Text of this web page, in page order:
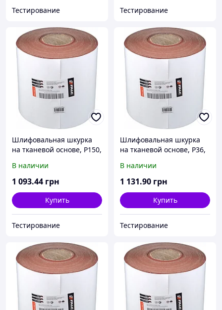
Тестирование Тестирование
Шлифовальная шкурка
на тканевой основе, P150,
В наличии
1 093.44 грн
Купить
Тестирование
Шлифовальная шкурка
на тканевой основе, P36,
В наличии
1 131.90 грн
Купить
Тестирование